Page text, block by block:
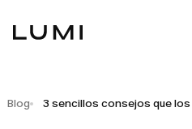
Blog 3 sencillos consejos que